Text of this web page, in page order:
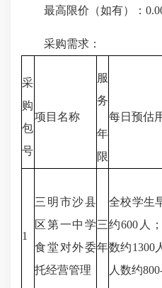
最高限价（如有）：
采购需求：
采
购
包
号
项目名称
服
务
年
限
每日预估
1
三明市沙县
区第一中学
食堂对外委
托经营管理
三
年
全校学生
约600人
数约1300
人数约